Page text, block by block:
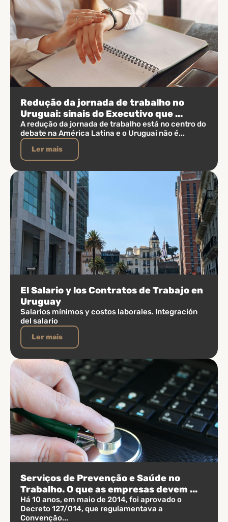
Redução da jornada de trabalho no
Uruguai: sinais do Executivo que ...
A redução da jornada de trabalho está no centro do
debate na América Latina e o Uruguai não é...
Ler mais
El Salario y los Contratos de Trabajo en
Uruguay
Salarios mínimos y costos laborales. Integración
del salario
Ler mais
Serviços de Prevenção e Saúde no
Trabalho. O que as empresas devem ...
Há 10 anos, em maio de 2014, foi aprovado o
Decreto 127/014, que regulamentava a
Convenção...